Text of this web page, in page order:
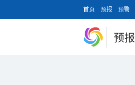
首页 预报 预警
预报